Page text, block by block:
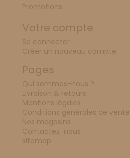
Promotions
Votre compte
Se connecter
Créer un nouveau compte
Pages
Qui sommes-nous ?
Livraison & retours
Mentions légales
Conditions générales de vente
Nos magasins
Contactez-nous
sitemap